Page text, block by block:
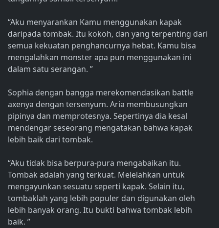
“Aku menyarankan Kamu menggunakan kapak
daripada tombak. Itu kokoh, dan yang terpenting dari
semua kekuatan penghancurnya hebat. Kamu bisa
mengalahkan monster apa pun menggunakan ini
dalam satu serangan. ”
Sophia dengan bangga merekomendasikan battle
axenya dengan tersenyum. Aria membusungkan
pipinya dan memprotesnya. Sepertinya dia kesal
mendengar seseorang mengatakan bahwa kapak
lebih baik dari tombak.
“Aku tidak bisa berpura-pura mengabaikan itu.
Tombak adalah yang terkuat. Melelahkan untuk
mengayunkan sesuatu seperti kapak. Selain itu,
tombaklah yang lebih populer dan digunakan oleh
lebih banyak orang. Itu bukti bahwa tombak lebih
baik. ”